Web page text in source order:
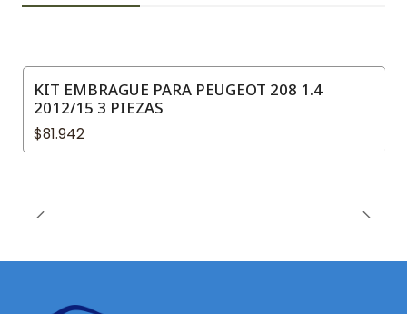
KIT EMBRAGUE PARA PEUGEOT 208 1.4
2012/15 3 PIEZAS
$81.942